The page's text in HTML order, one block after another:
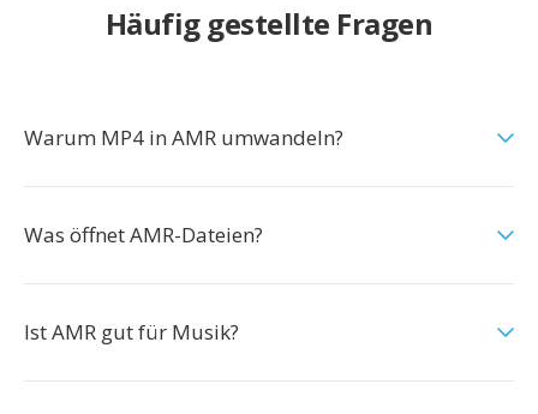
Häufig gestellte Fragen
Warum MP4 in AMR umwandeln?
Was öffnet AMR-Dateien?
Ist AMR gut für Musik?